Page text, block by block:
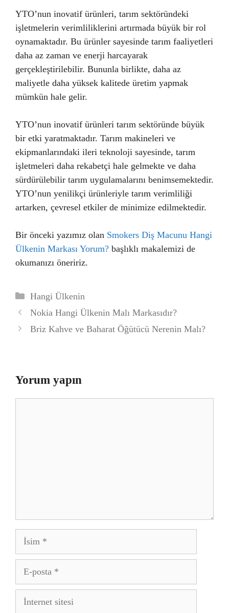
YTO’nun inovatif ürünleri, tarım sektöründeki
işletmelerin verimliliklerini artırmada büyük bir rol
oynamaktadır. Bu ürünler sayesinde tarım faaliyetleri
daha az zaman ve enerji harcayarak
gerçekleştirilebilir. Bununla birlikte, daha az
maliyetle daha yüksek kalitede üretim yapmak
mümkün hale gelir.
YTO’nun inovatif ürünleri tarım sektöründe büyük
bir etki yaratmaktadır. Tarım makineleri ve
ekipmanlarındaki ileri teknoloji sayesinde, tarım
işletmeleri daha rekabetçi hale gelmekte ve daha
sürdürülebilir tarım uygulamalarını benimsemektedir.
YTO’nun yenilikçi ürünleriyle tarım verimliliği
artarken, çevresel etkiler de minimize edilmektedir.
Bir önceki yazımız olan Smokers Diş Macunu Hangi
Ülkenin Markası Yorum? başlıklı makalemizi de
okumanızı öneririz.
Kategoriler
Hangi Ülkenin
Nokia Hangi Ülkenin Malı Markasıdır?
Briz Kahve ve Baharat Öğütücü Nerenin Malı?
Yorum yapın
İsim
posta
İnternet